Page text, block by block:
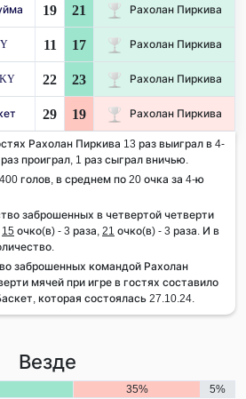
19 21 Рахолан Пиркива
11 17 Рахолан Пиркива
22 23 Рахолан Пиркива
29 19 Рахолан Пиркива
Рахолан Пиркива 13 раз выиграл в 4-
проиграл, 1 раз сыграл вничью.
голов, в среднем по 20 очка за 4-ю
заброшенных в четвертой четверти
15 очко(в) - 3 раза, 21 очко(в) - 3 раза. И в
заброшенных командой Рахолан
мячей при игре в гостях составило
которая состоялась 27.10.24.
Везде
35% 5%